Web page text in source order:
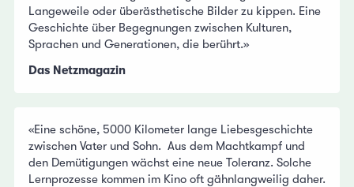
Langeweile oder überästhetische Bilder zu kippen. Eine
Geschichte über Begegnungen zwischen Kulturen,
Sprachen und Generationen, die berührt.»
Das Netzmagazin
«Eine schöne, 5000 Kilometer lange Liebesgeschichte
zwischen Vater und Sohn. Aus dem Machtkampf und
den Demütigungen wächst eine neue Toleranz. Solche
Lernprozesse kommen im Kino oft gähnlangweilig daher.